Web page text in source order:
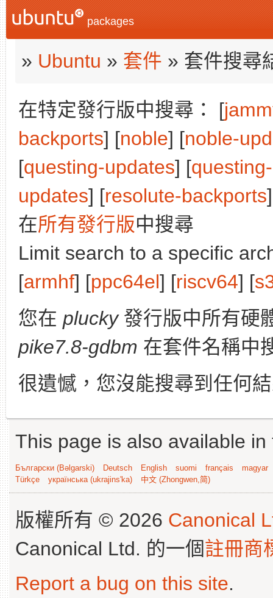
packages
» Ubuntu » 套件 » 套件搜尋
在特定發行版中搜尋： [
backports] [noble] [noble-
[questing-updates] [
updates] [resolute-backports
在所有發行版中搜尋
Limit search to a specific
[armhf] [ppc64el] [riscv64] [
您在 plucky發行版中所有硬
pike7.8-gdbm 在套件名稱中
很遺憾，您沒能搜尋到任何
This page is also available
Български (Bəlgarski) Deutsch English suomi français
magyar
Türkçe
українська (ukrajins'ka) 中文 (Zhongwen,简)
版權所有 © 2026 Canonical
Canonical Ltd. 的一個註冊商
Report a bug on this site.